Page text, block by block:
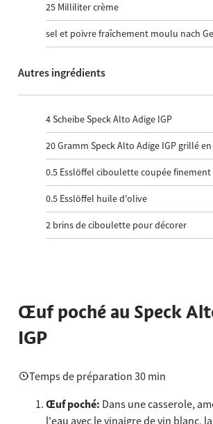
25 Milliliter crème
sel et poivre fraîchement moulu nach
Autres ingrédients
4Scheibe Speck Alto Adige IGP
20Gramm Speck Alto Adige IGP grillé
0.5 Esslöffel ciboulette coupée finement
0.5 Esslöffel huile d'olive
2 brins de ciboulette pour décorer
Œuf poché au Speck
IGP
Temps de préparation 30 min
Œuf poché: Dans une casserole,
l'eau avec le vinaigre de vin blanc,